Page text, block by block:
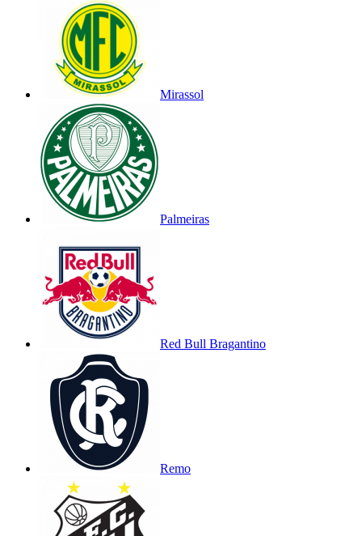
Mirassol
Palmeiras
Red Bull Bragantino
Remo